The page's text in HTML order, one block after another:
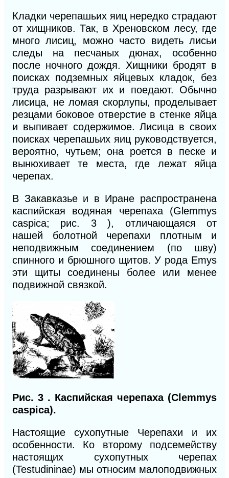
Кладки черепашьих яиц нередко страдают
от хищников. Так, в Хреновском лесу, где
много лисиц, можно часто видеть лисьи
следы на песчаных дюнах, особенно
после ночного дождя. Хищники бродят в
поисках подземных яйцевых кладок, без
труда разрывают их и поедают. Обычно
лисица, не ломая скорлупы, проделывает
резцами боковое отверстие в стенке яйца
и выпивает содержимое. Лисица в своих
поисках черепашьих яиц руководствуется,
вероятно, чутьем; она роется в песке и
вынюхивает те места, где лежат яйца
черепах.
В Закавказье и в Иране распространена
каспийская водяная черепаха (Glemmys
caspica; рис. 3 ), отличающаяся от
нашей болотной черепахи плотным и
неподвижным соединением (по шву)
спинного и брюшного щитов. У рода Emys
эти щиты соединены более или менее
подвижной связкой.
Рис. 3 . Каспийская черепаха (Clemmys
caspica).
Настоящие сухопутные Черепахи и их
особенности. Ко второму подсемейству
настоящих сухопутных черепах
(Testudininae) мы относим малоподвижных